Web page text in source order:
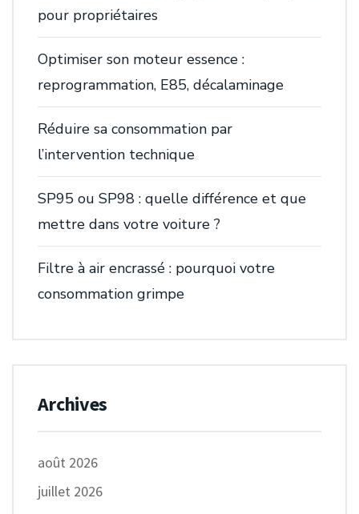
pour propriétaires
Optimiser son moteur essence :
reprogrammation, E85, décalaminage
Réduire sa consommation par
l’intervention technique
SP95 ou SP98 : quelle différence et que
mettre dans votre voiture ?
Filtre à air encrassé : pourquoi votre
consommation grimpe
Archives
août 2026
juillet 2026